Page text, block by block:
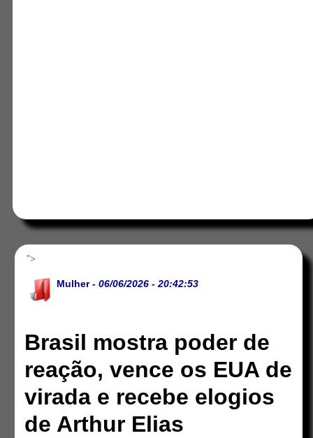
">
Mulher- 06/06/2026 - 20:42:53
Brasil mostra poder de
reação, vence os EUA de
virada e recebe elogios
de Arthur Elias